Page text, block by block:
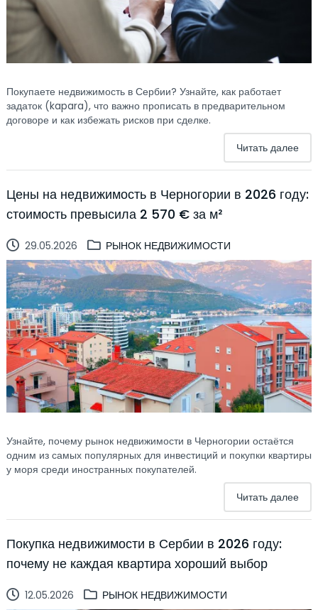
Покупаете недвижимость в Сербии? Узнайте, как работает
задаток (kapara), что важно прописать в предварительном
договоре и как избежать рисков при сделке.
Читать далее
Цены на недвижимость в Черногории в 2026 году:
стоимость превысила 2 570 € за м²
29.05.2026 РЫНОК НЕДВИЖИМОСТИ
Узнайте, почему рынок недвижимости в Черногории остаётся
одним из самых популярных для инвестиций и покупки квартиры
у моря среди иностранных покупателей.
Читать далее
Покупка недвижимости в Сербии в 2026 году:
почему не каждая квартира хороший выбор
12.05.2026 РЫНОК НЕДВИЖИМОСТИ